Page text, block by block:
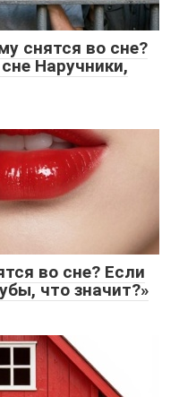
снятся во сне?
Наручники,
во сне? Если
что значит?»